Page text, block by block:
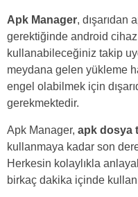
Apk Manager, dışarıdan
gerektiğinde android
kullanabileceğiniz takip
meydana gelen yükleme
engel olabilmek için
gerekmektedir.
Apk Manager, apk dosya
kullanmaya kadar son
Herkesin kolaylıkla
birkaç dakika içinde